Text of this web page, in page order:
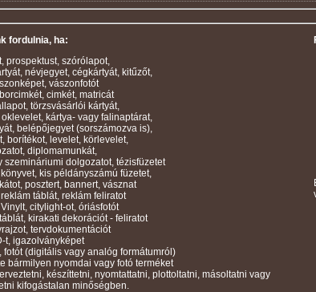
fordulnia, ha:
prospektust, szórólapot,
névjegyet, cégkártyát, kitűzőt,
vászonfotót
cimkét, matricát
törzsvásárlói kártyát,
kártya- vagy falinaptárat,
belépőjegyet (sorszámozva is),
borítékot, levelet, körlevelet,
diplomamunkát,
szemináriumi dolgozatot, tézisfüzetet
kis példányszámú füzetet,
posztert, bannert, vásznat
táblát, reklám feliratot
citylight-ot, óriásfotót
kirakati dekorációt - feliratot
tervdokumentációt
t, igazolványképet
fotót (digitális vagy analóg formátumról)
bármilyen nyomdai vagy fotó terméket
készíttetni, nyomtattatni, plottoltatni, másoltatni vagy
kifogástalan minőségben.